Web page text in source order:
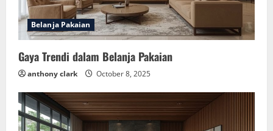
Belanja Pakaian
Gaya Trendi dalam Belanja Pakaian
anthony clark October 8, 2025